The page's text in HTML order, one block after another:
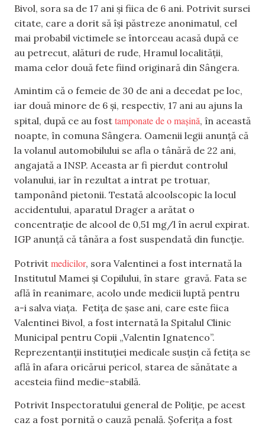
Bivol, sora sa de 17 ani și fiica de 6 ani. Potrivit sursei
citate, care a dorit să își păstreze anonimatul, cel
mai probabil victimele se întorceau acasă după ce
au petrecut, alături de rude, Hramul localității,
mama celor două fete fiind originară din Sângera.
Amintim că o femeie de 30 de ani a decedat pe loc,
iar două minore de 6 și, respectiv, 17 ani au ajuns la
spital, după ce au fost tamponate de o mașină, în această
noapte, în comuna Sângera. Oamenii legii anunță că
la volanul automobilului se afla o tânără de 22 ani,
angajată a INSP. Aceasta ar fi pierdut controlul
volanului, iar în rezultat a intrat pe trotuar,
tamponând pietonii. Testată alcoolscopic la locul
accidentului, aparatul Drager a arătat o
concentrație de alcool de 0,51 mg/l în aerul expirat.
IGP anunță că tânăra a fost suspendată din funcție.
Potrivit medicilor, sora Valentinei a fost internată la
Institutul Mamei și Copilului, în stare gravă. Fata se
află în reanimare, acolo unde medicii luptă pentru
a-i salva viața. Fetița de șase ani, care este fiica
Valentinei Bivol, a fost internată la Spitalul Clinic
Municipal pentru Copii „Valentin Ignatenco”.
Reprezentanții instituției medicale susțin că fetița se
află în afara oricărui pericol, starea de sănătate a
acesteia fiind medie-stabilă.
Potrivit Inspectoratului general de Poliție, pe acest
caz a fost pornită o cauză penală. Șoferița a fost